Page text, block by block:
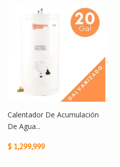
Calentador De Acumulación
De Agua...
$ 1,299,999